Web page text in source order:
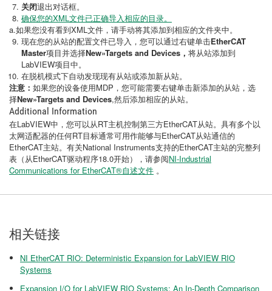
关闭退出对话框。
确保您的XML文件已正确导入相应的目录。
a.如果您没有看到XML文件，请手动将其添加到相应的文件夹中。
现在您的从站的配置文件已导入，您可以通过右键单击EtherCAT
Master项目并选择New»Targets and Devices， 将从站添加到
LabVIEW项目中。
在脱机模式下自动发现现有从站或添加新从站。
注意： 如果您的设备使用MDP，您可能需要右键单击新添加的从站，选
择New»Targets and Devices,然后添加相应的从站。
Additional Information
在LabVIEW中，您可以从RT主机控制第三方EtherCAT从站。具有多个以
太网适配器的任何RT目标通常可用作能够与EtherCAT从站通信的
EtherCAT主站。有关National Instruments支持的EtherCAT主站的完整列
表（从EtherCAT驱动程序18.0开始），请参阅NI-Industrial
Communications for EtherCAT®自述文件 。
相关链接
NI EtherCAT RIO: Deterministic Expansion for LabVIEW RIO
Systems
Expansion I/O for LabVIEW RIO Systems: An In-Depth Comparison